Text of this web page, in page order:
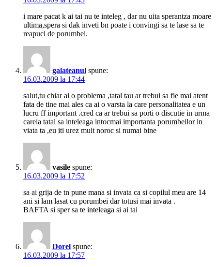
i mare pacat k ai tai nu te inteleg , dar nu uita sperantza moare
ultima,spera si dak inveti bn poate i convingi sa te lase sa te
reapuci de porumbei.
galateanul spune:
16.03.2009 la 17:44
salut,tu chiar ai o problema ,tatal tau ar trebui sa fie mai atent
fata de tine mai ales ca ai o varsta la care personalitatea e un
lucru ff important .cred ca ar trebui sa porti o discutie in urma
careia tatal sa inteleaga intocmai importanta porumbeilor in
viata ta ,eu iti urez mult noroc si numai bine
vasile spune:
16.03.2009 la 17:52
sa ai grija de tn pune mana si invata ca si copilul meu are 14
ani si lam lasat cu porumbei dar totusi mai invata .
BAFTA si sper sa te inteleaga si ai tai
Dorel spune:
16.03.2009 la 17:57